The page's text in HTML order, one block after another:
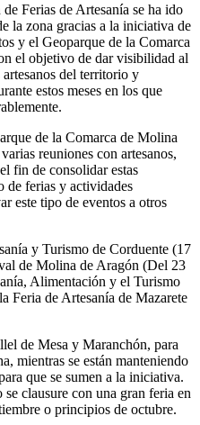
Ferias de Artesanía se ha ido
la zona gracias a la iniciativa de
y el Geoparque de la Comarca
el objetivo de dar visibilidad al
del territorio y
estos meses en los que
de la Comarca de Molina
reuniones con artesanos,
fin de consolidar estas
de ferias y actividades
este tipo de eventos a otros
y Turismo de Corduente (17
de Molina de Aragón (Del 23
Alimentación y el Turismo
Feria de Artesanía de Mazarete
de Mesa y Maranchón, para
mientras se están manteniendo
que se sumen a la iniciativa.
clausure con una gran feria en
o principios de octubre.